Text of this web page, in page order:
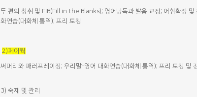
두 편의 청취 및 FIB(Fill in the Blanks); 영어낭독과 발음 교정 ; 어휘확장 및
화연습(대화체 통역 ); 프리 토킹
2)페어웍
써머리와 패러프레이징 ; 우리말-영어 대화연습(대화체 통역 ); 프리 토킹 및
3) 숙제 및 관리